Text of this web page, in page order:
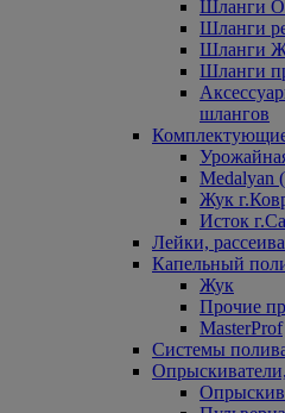
Шланги
Шланги
Шланги
Шланги
шлангов
Medalyan
Жук
Исток
Лейки,
Капельный
Жук
Прочие
MasterProf
Системы